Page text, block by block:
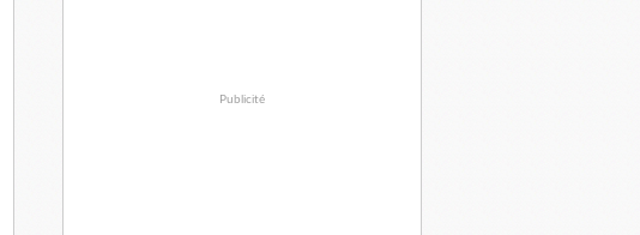
Publicité